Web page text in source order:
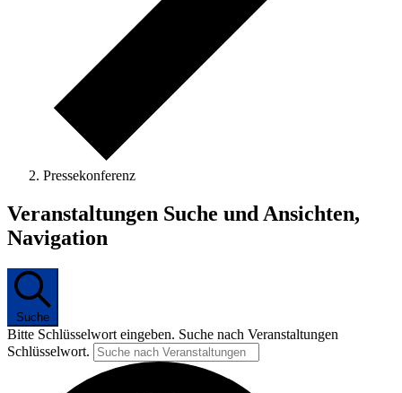
Pressekonferenz
Veranstaltungen Suche und Ansichten,
Navigation
Suche
Bitte Schlüsselwort eingeben. Suche nach Veranstaltungen
Schlüsselwort.